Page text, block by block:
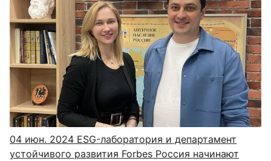
04 июн. 2024 ESG-лаборатория и департамент
устойчивого развития Forbes Россия начинают